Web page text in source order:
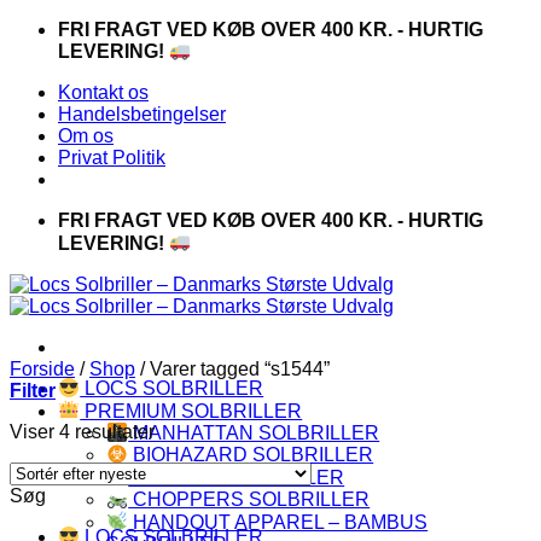
FortsætFRI FRAGT VED KØB OVER 400 KR. - HURTIG
LEVERING!
Kontakt os
Handelsbetingelser
Om os
Privat Politik
FRI FRAGT VED KØB OVER 400 KR. - HURTIG
LEVERING!
LOCS SOLBRILLER
PREMIUM SOLBRILLER
MANHATTAN SOLBRILLER
BIOHAZARD SOLBRILLER
CAPRAIA SOLBRILLER
CHOPPERS SOLBRILLER
HANDOUT APPAREL – BAMBUS
Forside / Shop /Varer tagged “s1544”
Filter
Viser 4 resultaterSorteret
efter
Søg